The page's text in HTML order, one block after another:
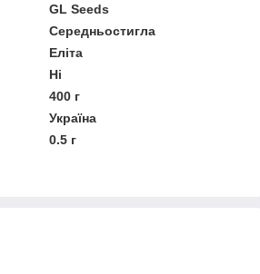
GL Seeds
Середньостигла
Еліта
Ні
400 г
Україна
0.5 г